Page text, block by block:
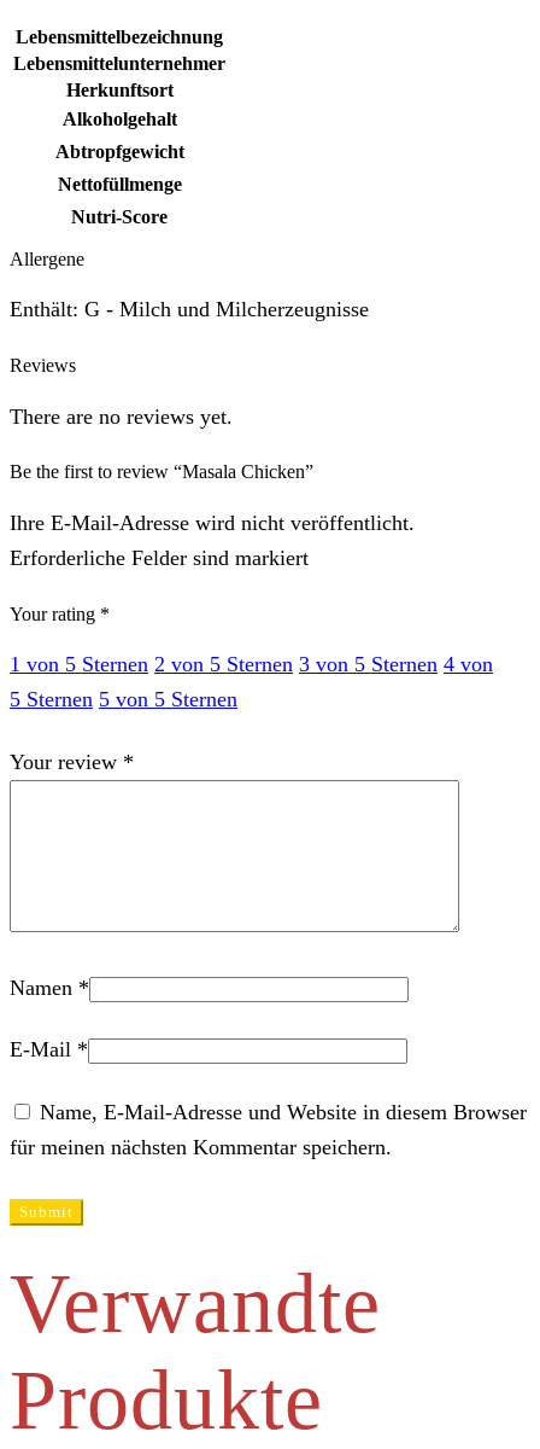
Lebensmittelbezeichnung
Lebensmittelunternehmer
Herkunftsort
Alkoholgehalt
Abtropfgewicht
Nettofüllmenge
Nutri-Score
Allergene
Enthält: G - Milch und Milcherzeugnisse
Reviews
There are no reviews yet.
Be the first to review “Masala Chicken”
Ihre E-Mail-Adresse wird nicht veröffentlicht.
Erforderliche Felder sind markiert
Your rating *
1 von 5 Sternen 2 von 5 Sternen 3 von 5 Sternen 4 von
5 Sternen 5 von 5 Sternen
Your review *
Namen *
E-Mail *
Name, E-Mail-Adresse und Website in diesem Browser
für meinen nächsten Kommentar speichern.
Verwandte
Produkte